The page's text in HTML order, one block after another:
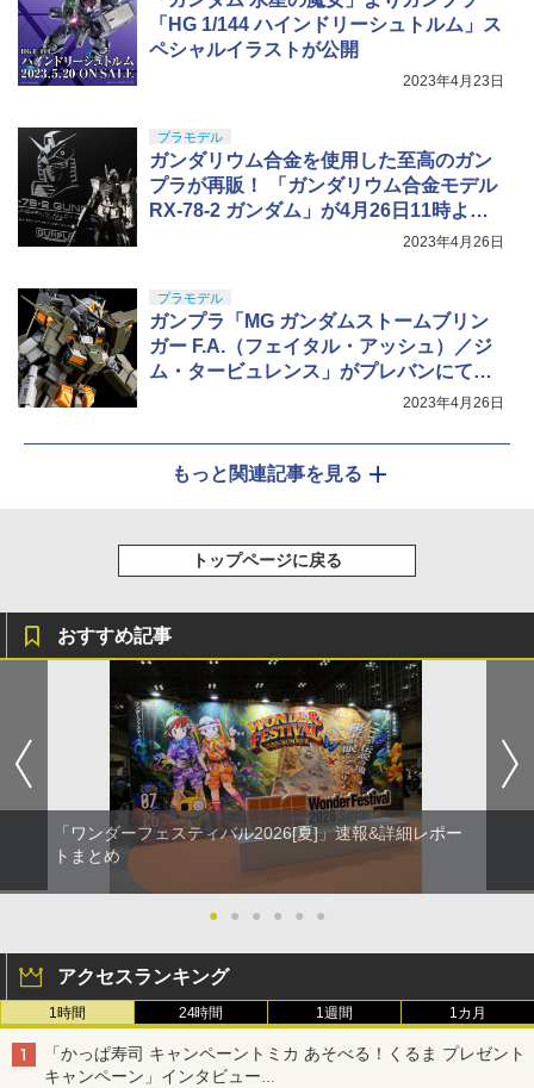
￥2,750
「HG 1/144 ハインドリーシュトルム」ス
ペシャルイラストが公開
2023年4月23日
プラモデル
ガンダリウム合金を使用した至高のガン
プラが再販！ 「ガンダリウム合金モデル
RX-78-2 ガンダム」が4月26日11時より
2023年4月26日
プラモデル
ガンプラ「MG ガンダムストームブリン
ガー F.A.（フェイタル・アッシュ）／ジ
ム・タービュレンス」がプレバンにて再
2023年4月26日
もっと関連記事を見る
トップページに戻る
おすすめ記事
「ワンダーフェスティバル2026[夏]」速報&詳細レポー
トまとめ
● ● ● ● ● ●
アクセスランキング
1時間 24時間 1週間 1カ月
「かっぱ寿司 キャンペーントミカ あそべる！くるま プレゼント
キャンペーン」インタビュー